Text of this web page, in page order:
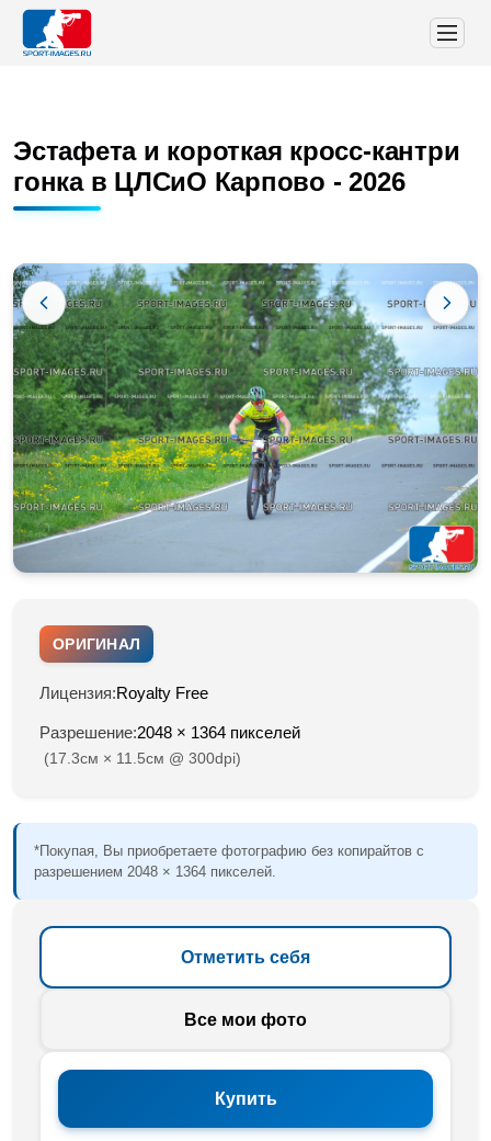
Эстафета и короткая кросс-кантри
гонка в ЦЛСиО Карпово - 2026
ОРИГИНАЛ
Лицензия:Royalty Free
Разрешение:2048 × 1364 пикселей
(17.3см × 11.5см @ 300dpi)
*Покупая, Вы приобретаете фотографию без копирайтов с
разрешением 2048 × 1364 пикселей.
Отметить себя
Все мои фото
Купить